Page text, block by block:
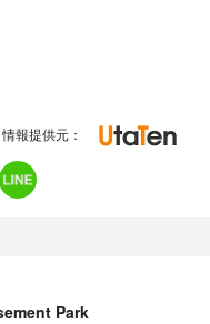
情報提供元：
Park